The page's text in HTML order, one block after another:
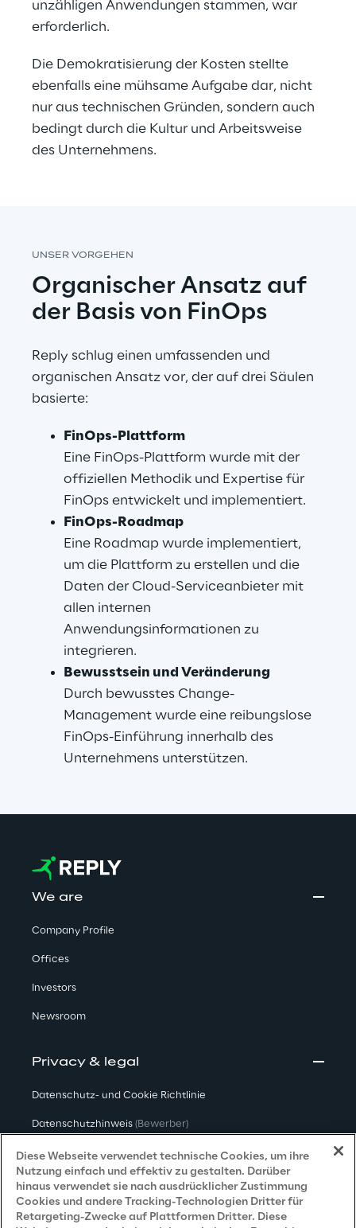
unzähligen Anwendungen stammen, war
erforderlich.
Die Demokratisierung der Kosten stellte
ebenfalls eine mühsame Aufgabe dar, nicht
nur aus technischen Gründen, sondern auch
bedingt durch die Kultur und Arbeitsweise
des Unternehmens.
UNSER VORGEHEN
Organischer Ansatz auf
der Basis von FinOps
Reply schlug einen umfassenden und
organischen Ansatz vor, der auf drei Säulen
basierte:
FinOps-Plattform
Eine FinOps-Plattform wurde mit der
offiziellen Methodik und Expertise für
FinOps entwickelt und implementiert.
FinOps-Roadmap
Eine Roadmap wurde implementiert,
um die Plattform zu erstellen und die
Daten der Cloud-Serviceanbieter mit
allen internen
Anwendungsinformationen zu
integrieren.
Bewusstsein und Veränderung
Durch bewusstes Change-
Management wurde eine reibungslose
FinOps-Einführung innerhalb des
Unternehmens unterstützen.
We are
Company Profile
Offices
Investors
Newsroom
Privacy & legal
Datenschutz- und Cookie Richtlinie
Datenschutzhinweis (Bewerber)
Datenschutzhinweis(Kunden)
Datenschutzhinweis (Dienstleister)
Datenschutzhinweis (Marketing)
Diese Webseite verwendet technische Cookies, um ihre
Nutzung einfach und effektiv zu gestalten. Darüber
hinaus verwendet sie nach ausdrücklicher Zustimmung
Cookies und andere Tracking-Technologien Dritter für
Retargeting-Zwecke auf Plattformen Dritter. Diese